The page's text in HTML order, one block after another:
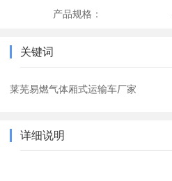
产品规格：
关键词
莱芜易燃气体厢式运输车厂家
详细说明